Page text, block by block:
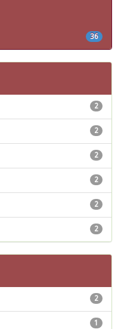
36
2
2
2
2
2
2
2
1